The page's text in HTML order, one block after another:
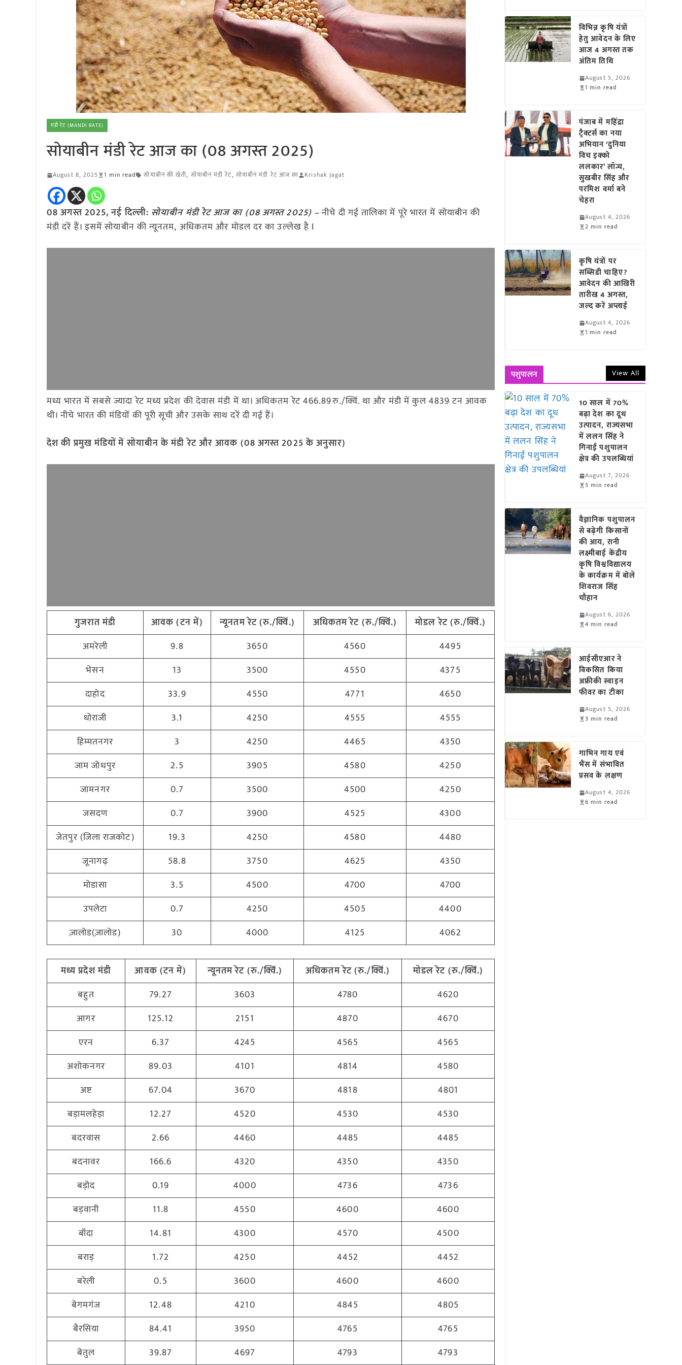
मंडी रेट (MANDI RATE)
सोयाबीन मंडी रेट आज का (08 अगस्त 2025)
August 8, 2025 1 min read सोयाबीन की खेती, सोयाबीन मंडी रेट, सोयाबीन मंडी रेट आज का Krishak Jagat
08 अगस्त 2025, नई दिल्ली: सोयाबीन मंडी रेट आज का (08 अगस्त 2025) –नीचे दी गई तालिका में पूरे भारत में सोयाबीन की
मंडी दरें हैं। इसमें सोयाबीन की न्यूनतम, अधिकतम और मोडल दर का उल्लेख है I
मध्य भारत में सबसे ज्यादा रेट मध्य प्रदेश की देवास मंडी में था। अधिकतम रेट 466.89रु./क्विं. था और मंडी में कुल 4839 टन आवक
थी। नीचे भारत की मंडियों की पूरी सूची और उसके साथ दरें दी गई हैं।
देश की प्रमुख मंडियों में सोयाबीन के मंडी रेट और आवक (08 अगस्त 2025 के अनुसार)
गुजरात मंडी आवक(टनमें) न्यूनतमरेट(रु./क्विं.) अधिकतमरेट (रु./क्विं.) मोडल रेट(रु./क्विं.)
अमरेली
9.8 3650 4560
4495
भेसन
13 3500 4550
4375
दाहोद
33.9 4550 4771
4650
धोराजी
3.1 4250 4555
4555
हिम्मतनगर
3 4250 4465
4350
जाम जोधपुर
2.5 3905 4580
4250
जामनगर
0.7 3500 4500
4250
जसदण
0.7 3900 4525
4300
जेतपुर (जिला राजकोट)
19.3 4250 4580
4480
जूनागढ़
58.8 3750 4625
4350
मोडासा
3.5 4500 4700
4700
उपलेटा
0.7 4250 4505
4400
ज़ालोड(ज़ालोड)
30 4000 4125 4062
मध्यप्रदेश मंडी आवक(टन में) न्यूनतमरेट (रु./क्विं.) अधिकतमरेट(रु./क्विं.) मोडल रेट (रु./क्विं.)
बहुत
79.27 3603 4780
4620
आगर
125.12 2151 4870
4670
एरन
6.37 4245 4565
4565
अशोकनगर
89.03 4101 4814
4580
अष्ट
67.04 3670 4818
4801
बड़ामलहेड़ा
12.27 4520 4530
4530
बदरवास
2.66 4460 4485
4485
बदनावर
166.6 4320 4350
4350
बड़ोद
0.19 4000 4736
4736
बड़वानी
11.8 4550 4600
4600
बाँदा
14.81 4300 4570
4500
बराड़
1.72 4250 4452
4452
बरेली
0.5 3600 4600
4600
बेगमगंज
12.48 4210 4845
4805
बैरसिया
84.41 3950 4765
4765
बेतुल
39.87 4697 4793
4793
विभिन्न कृषि यंत्रों
हेतु आवेदन के लिए
आज 4 अगस्त तक
अंतिम तिथि
August 5, 2026
1 min read
पंजाब में महिंद्रा
ट्रैक्टर्स का नया
अभियान ‘दुनिया
विच इक्को
ललकार’ लॉन्च,
सुखबीर सिंह और
परमिश वर्मा बने
चेहरा
August 4, 2026
2 min read
कृषि यंत्रों पर
सब्सिडी चाहिए?
आवेदन की आखिरी
तारीख 4 अगस्त,
जल्द करें अप्लाई
August 4, 2026
1 min read
पशुपालन View All
10 साल में 70%
बढ़ा देश का दूध
उत्पादन, राज्यसभा
में ललन सिंह ने
गिनाईं पशुपालन
क्षेत्र की उपलब्धियां
August 7, 2026
5 min read
वैज्ञानिक पशुपालन
से बढ़ेगी किसानों
की आय, रानी
लक्ष्मीबाई केंद्रीय
कृषि विश्वविद्यालय
के कार्यक्रम में बोले
शिवराज सिंह
चौहान
August 6, 2026
4 min read
आईसीएआर ने
विकसित किया
अफ्रीकी स्वाइन
फीवर का टीका
August 5, 2026
3 min read
गाभिन गाय एवं
भैंस में संभावित
प्रसव के लक्षण
August 4, 2026
6 min read